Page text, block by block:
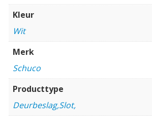
Kleur
Wit
Merk
Schuco
Producttype
Deurbeslag,Slot,